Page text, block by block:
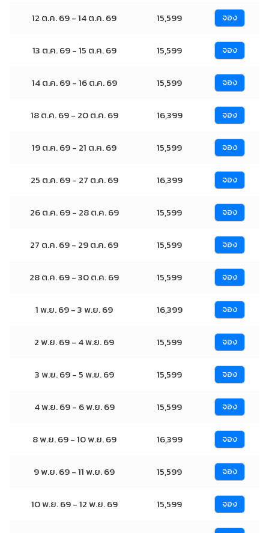
12 ต.ค. 69 - 14 ต.ค. 69 15,599 จอง
13 ต.ค. 69 - 15 ต.ค. 69 15,599 จอง
14 ต.ค. 69 - 16 ต.ค. 69 15,599 จอง
18 ต.ค. 69 - 20 ต.ค. 69 16,399 จอง
19 ต.ค. 69 - 21 ต.ค. 69 15,599 จอง
25 ต.ค. 69 - 27 ต.ค. 69 16,399 จอง
26 ต.ค. 69 - 28 ต.ค. 69 15,599 จอง
27 ต.ค. 69 - 29 ต.ค. 69 15,599 จอง
28 ต.ค. 69 - 30 ต.ค. 69 15,599 จอง
1 พ.ย. 69 - 3 พ.ย. 69 16,399 จอง
2 พ.ย. 69 - 4 พ.ย. 69 15,599 จอง
3 พ.ย. 69 - 5 พ.ย. 69 15,599 จอง
4 พ.ย. 69 - 6 พ.ย. 69 15,599 จอง
8 พ.ย. 69 - 10 พ.ย. 69 16,399 จอง
9 พ.ย. 69 - 11 พ.ย. 69 15,599 จอง
10 พ.ย. 69 - 12 พ.ย. 69 15,599 จอง